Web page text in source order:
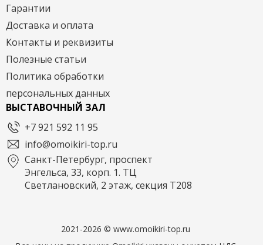
Гарантии
Доставка и оплата
Контакты и реквизиты
Полезные статьи
Политика обработки
персональных данных
ВЫСТАВОЧНЫЙ ЗАЛ
+7 921 592 11 95
info@omoikiri-top.ru
Санкт-Петербург, проспект
Энгельса, 33, корп. 1. ТЦ
Светлановский, 2 этаж, секция Т208
2021-2026 © www.omoikiri-top.ru